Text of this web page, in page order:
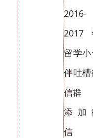
2016-
2017
留学
伴吐
信群
添加
信